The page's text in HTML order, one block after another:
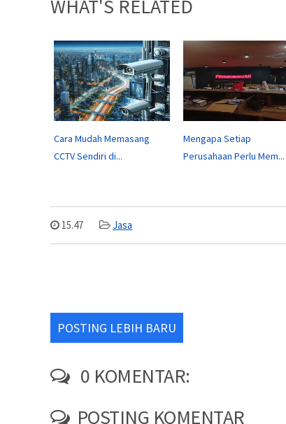
WHAT'S RELATED
Cara Mudah Memasang
CCTV Sendiri di...
Mengapa Setiap
Perusahaan Perlu Mem...
15.47 Jasa
POSTING LEBIH BARU
0 KOMENTAR:
POSTING KOMENTAR